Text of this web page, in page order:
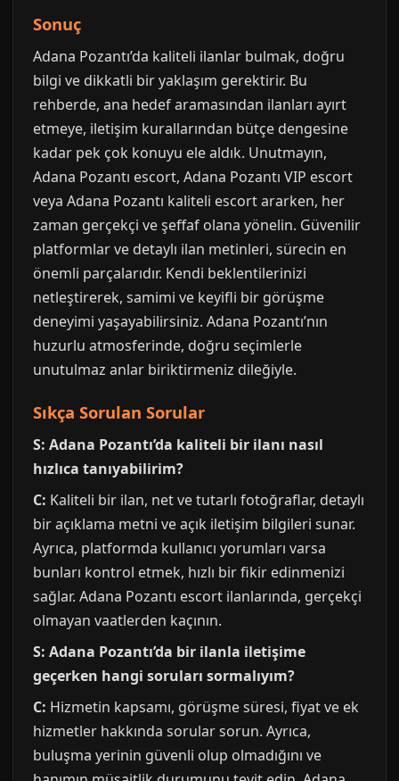
Sonuç
Adana Pozantı’da kaliteli ilanlar bulmak, doğru
bilgi ve dikkatli bir yaklaşım gerektirir. Bu
rehberde, ana hedef aramasından ilanları ayırt
etmeye, iletişim kurallarından bütçe dengesine
kadar pek çok konuyu ele aldık. Unutmayın,
Adana Pozantı escort, Adana Pozantı VIP escort
veya Adana Pozantı kaliteli escort ararken, her
zaman gerçekçi ve şeffaf olana yönelin. Güvenilir
platformlar ve detaylı ilan metinleri, sürecin en
önemli parçalarıdır. Kendi beklentilerinizi
netleştirerek, samimi ve keyifli bir görüşme
deneyimi yaşayabilirsiniz. Adana Pozantı’nın
huzurlu atmosferinde, doğru seçimlerle
unutulmaz anlar biriktirmeniz dileğiyle.
Sıkça Sorulan Sorular
S: Adana Pozantı’da kaliteli bir ilanı nasıl
hızlıca tanıyabilirim?
C: Kaliteli bir ilan, net ve tutarlı fotoğraflar, detaylı
bir açıklama metni ve açık iletişim bilgileri sunar.
Ayrıca, platformda kullanıcı yorumları varsa
bunları kontrol etmek, hızlı bir fikir edinmenizi
sağlar. Adana Pozantı escort ilanlarında, gerçekçi
olmayan vaatlerden kaçının.
S: Adana Pozantı’da bir ilanla iletişime
geçerken hangi soruları sormalıyım?
C: Hizmetin kapsamı, görüşme süresi, fiyat ve ek
hizmetler hakkında sorular sorun. Ayrıca,
buluşma yerinin güvenli olup olmadığını ve